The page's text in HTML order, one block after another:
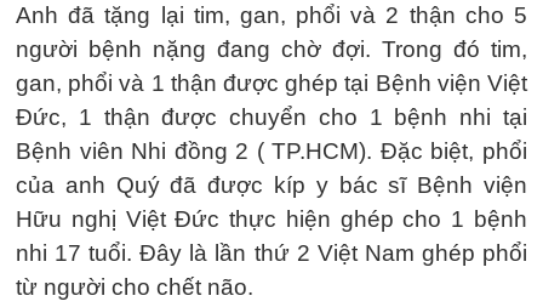
Anh đã tặng lại tim, gan, phổi và 2 thận cho 5
người bệnh nặng đang chờ đợi. Trong đó tim,
gan, phổi và 1 thận được ghép tại Bệnh viện Việt
Đức, 1 thận được chuyển cho 1 bệnh nhi tại
Bệnh viên Nhi đồng 2 ( TP.HCM). Đặc biệt, phổi
của anh Quý đã được kíp y bác sĩ Bệnh viện
Hữu nghị Việt Đức thực hiện ghép cho 1 bệnh
nhi 17 tuổi. Đây là lần thứ 2 Việt Nam ghép phổi
từ người cho chết não.